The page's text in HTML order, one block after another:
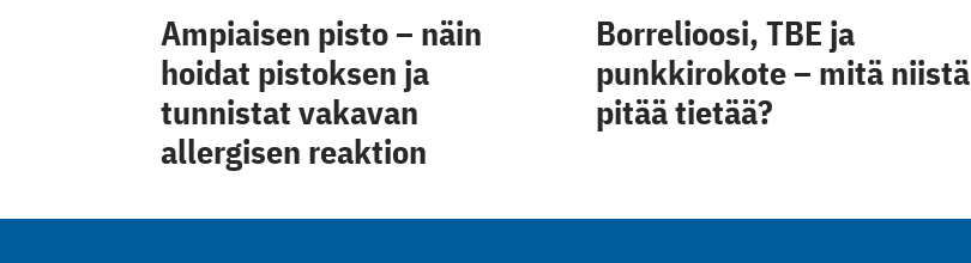
Ampiaisen pisto – näin
hoidat pistoksen ja
tunnistat vakavan
allergisen reaktion
Borrelioosi, TBE ja
punkkirokote – mitä niistä
pitää tietää?